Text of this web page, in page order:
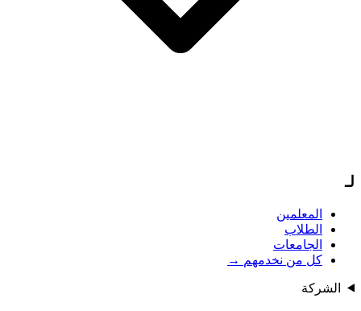
لـ
المعلمين
الطلاب
الجامعات
كل من نخدمهم →
الشركة